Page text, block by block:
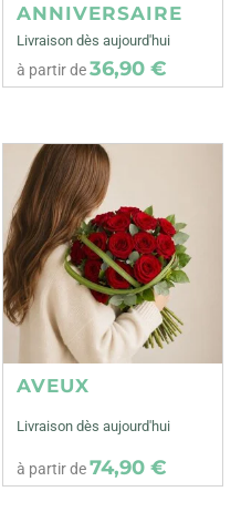
ANNIVERSAIRE
Livraison dès aujourd'hui
à partir de36,90 €
AVEUX
Livraison dès aujourd'hui
à partir de74,90 €